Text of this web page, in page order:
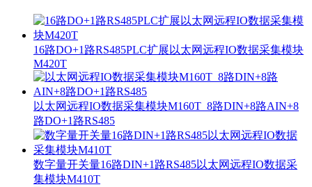
16路DO+1路RS485PLC扩展以太网远程IO数据采集模块
M420T
以太网远程IO数据采集模块M160T_8路DIN+8路AIN+8
路DO+1路RS485
数字量开关量16路DIN+1路RS485以太网远程IO数据采
集模块M410T